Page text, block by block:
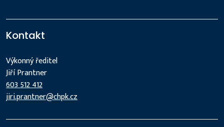
Kontakt
Výkonný ředitel
Jiří Prantner
603 512 412
jiri.prantner@chpk.cz